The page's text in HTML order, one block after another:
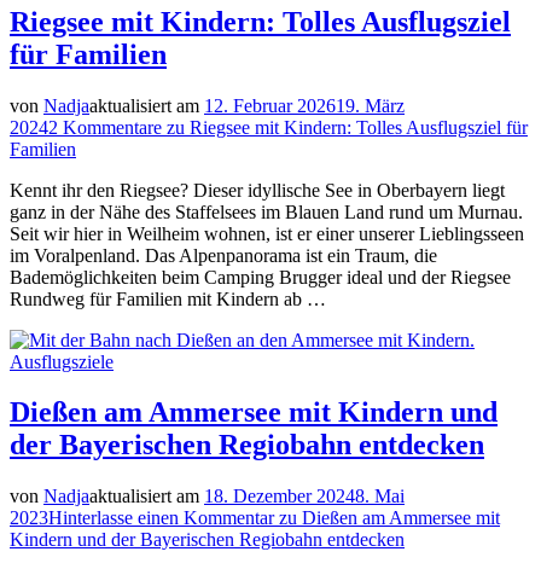
Riegsee mit Kindern: Tolles Ausflugsziel
für Familien
von Nadjaaktualisiert am 12. Februar 202619. März
20242 Kommentare zu Riegsee mit Kindern: Tolles Ausflugsziel für
Familien
Kennt ihr den Riegsee? Dieser idyllische See in Oberbayern liegt
ganz in der Nähe des Staffelsees im Blauen Land rund um Murnau.
Seit wir hier in Weilheim wohnen, ist er einer unserer Lieblingsseen
im Voralpenland. Das Alpenpanorama ist ein Traum, die
Bademöglichkeiten beim Camping Brugger ideal und der Riegsee
Rundweg für Familien mit Kindern ab …
Ausflugsziele
Dießen am Ammersee mit Kindern und
der Bayerischen Regiobahn entdecken
von Nadjaaktualisiert am 18. Dezember 20248. Mai
2023Hinterlasse einen Kommentarzu Dießen am Ammersee mit
Kindern und der Bayerischen Regiobahn entdecken